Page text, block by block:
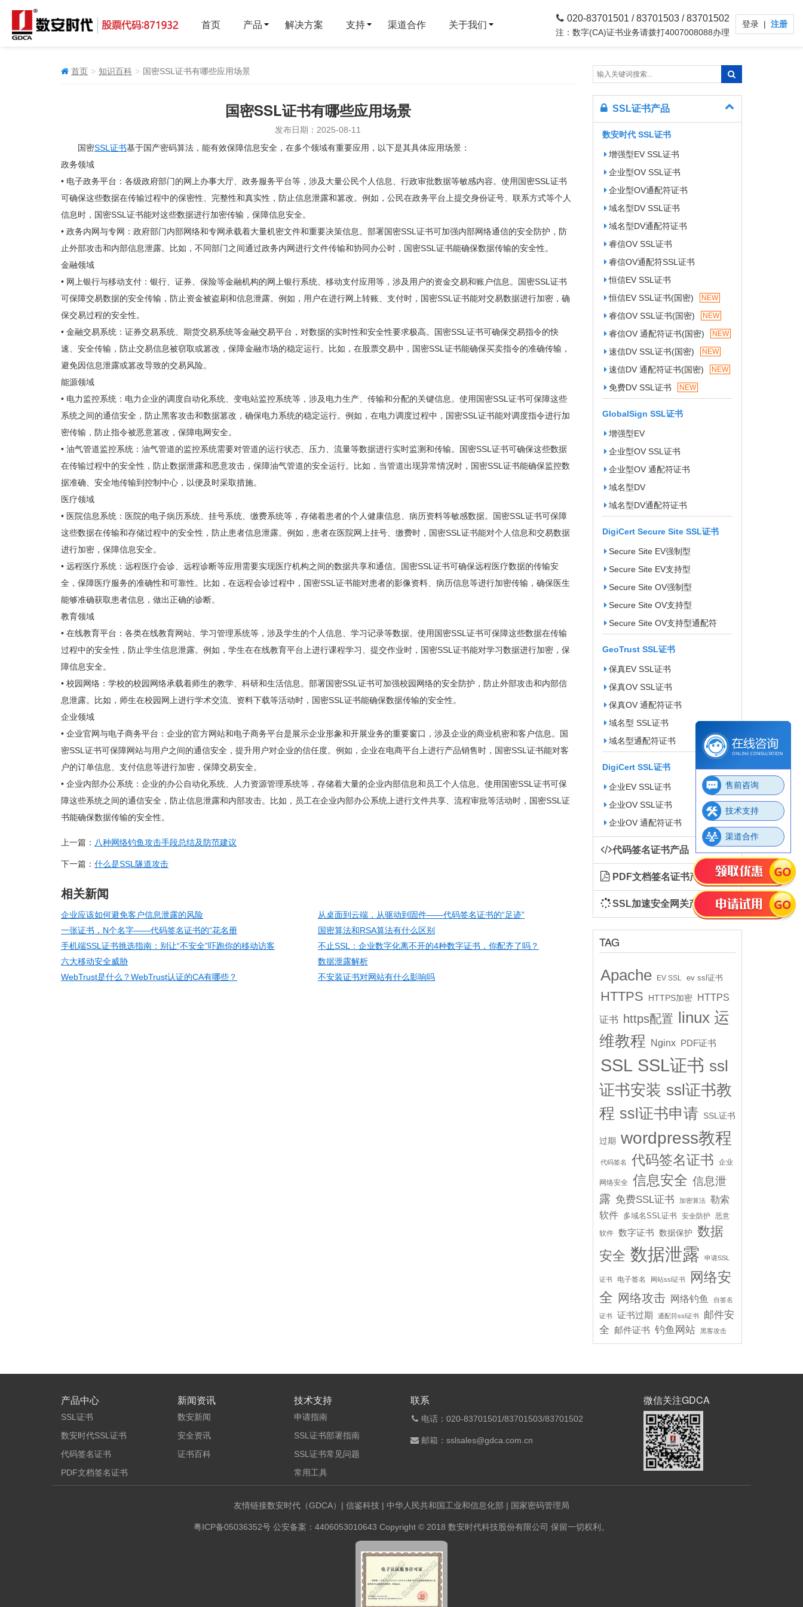
售前咨询
技术支持
渠道合作
首页 产品 解决方案 支持 渠道合作 关于我们
020-83701501 / 83701503 / 83701502
注：数字(CA)证书业务请拨打4007008088办理
登录 | 注册
首页 知识百科 国密SSL证书有哪些应用场景
国密SSL证书有哪些应用场景
发布日期：2025-08-11
国密SSL证书基于国产密码算法，能有效保障信息安全，在多个领域有重要应用，以下是其具体应用场景：
政务领域
• 电子政务平台：各级政府部门的网上办事大厅、政务服务平台等，涉及大量公民个人信息、行政审批数据等敏感内容。使用国密SSL证书
可确保这些数据在传输过程中的保密性、完整性和真实性，防止信息泄露和篡改。例如，公民在政务平台上提交身份证号、联系方式等个人
信息时，国密SSL证书能对这些数据进行加密传输，保障信息安全。
• 政务内网与专网：政府部门内部网络和专网承载着大量机密文件和重要决策信息。部署国密SSL证书可加强内部网络通信的安全防护，防
止外部攻击和内部信息泄露。比如，不同部门之间通过政务内网进行文件传输和协同办公时，国密SSL证书能确保数据传输的安全性。
金融领域
• 网上银行与移动支付：银行、证券、保险等金融机构的网上银行系统、移动支付应用等，涉及用户的资金交易和账户信息。国密SSL证书
可保障交易数据的安全传输，防止资金被盗刷和信息泄露。例如，用户在进行网上转账、支付时，国密SSL证书能对交易数据进行加密，确
保交易过程的安全性。
• 金融交易系统：证券交易系统、期货交易系统等金融交易平台，对数据的实时性和安全性要求极高。国密SSL证书可确保交易指令的快
速、安全传输，防止交易信息被窃取或篡改，保障金融市场的稳定运行。比如，在股票交易中，国密SSL证书能确保买卖指令的准确传输，
避免因信息泄露或篡改导致的交易风险。
能源领域
• 电力监控系统：电力企业的调度自动化系统、变电站监控系统等，涉及电力生产、传输和分配的关键信息。使用国密SSL证书可保障这些
系统之间的通信安全，防止黑客攻击和数据篡改，确保电力系统的稳定运行。例如，在电力调度过程中，国密SSL证书能对调度指令进行加
密传输，防止指令被恶意篡改，保障电网安全。
• 油气管道监控系统：油气管道的监控系统需要对管道的运行状态、压力、流量等数据进行实时监测和传输。国密SSL证书可确保这些数据
在传输过程中的安全性，防止数据泄露和恶意攻击，保障油气管道的安全运行。比如，当管道出现异常情况时，国密SSL证书能确保监控数
据准确、安全地传输到控制中心，以便及时采取措施。
医疗领域
• 医院信息系统：医院的电子病历系统、挂号系统、缴费系统等，存储着患者的个人健康信息、病历资料等敏感数据。国密SSL证书可保障
这些数据在传输和存储过程中的安全性，防止患者信息泄露。例如，患者在医院网上挂号、缴费时，国密SSL证书能对个人信息和交易数据
进行加密，保障信息安全。
• 远程医疗系统：远程医疗会诊、远程诊断等应用需要实现医疗机构之间的数据共享和通信。国密SSL证书可确保远程医疗数据的传输安
全，保障医疗服务的准确性和可靠性。比如，在远程会诊过程中，国密SSL证书能对患者的影像资料、病历信息等进行加密传输，确保医生
能够准确获取患者信息，做出正确的诊断。
教育领域
• 在线教育平台：各类在线教育网站、学习管理系统等，涉及学生的个人信息、学习记录等数据。使用国密SSL证书可保障这些数据在传输
过程中的安全性，防止学生信息泄露。例如，学生在在线教育平台上进行课程学习、提交作业时，国密SSL证书能对学习数据进行加密，保
障信息安全。
• 校园网络：学校的校园网络承载着师生的教学、科研和生活信息。部署国密SSL证书可加强校园网络的安全防护，防止外部攻击和内部信
息泄露。比如，师生在校园网上进行学术交流、资料下载等活动时，国密SSL证书能确保数据传输的安全性。
企业领域
• 企业官网与电子商务平台：企业的官方网站和电子商务平台是展示企业形象和开展业务的重要窗口，涉及企业的商业机密和客户信息。国
密SSL证书可保障网站与用户之间的通信安全，提升用户对企业的信任度。例如，企业在电商平台上进行产品销售时，国密SSL证书能对客
户的订单信息、支付信息等进行加密，保障交易安全。
• 企业内部办公系统：企业的办公自动化系统、人力资源管理系统等，存储着大量的企业内部信息和员工个人信息。使用国密SSL证书可保
障这些系统之间的通信安全，防止信息泄露和内部攻击。比如，员工在企业内部办公系统上进行文件共享、流程审批等活动时，国密SSL证
书能确保数据传输的安全性。
上一篇： 八种网络钓鱼攻击手段总结及防范建议
下一篇： 什么是SSL隧道攻击
相关新闻
企业应该如何避免客户信息泄露的风险
从桌面到云端，从驱动到固件——代码签名证书的“足迹”
一张证书，N个名字——代码签名证书的“花名册
国密算法和RSA算法有什么区别
手机端SSL证书挑选指南：别让“不安全”吓跑你的移动访客
不止SSL：企业数字化离不开的4种数字证书，你配齐了吗？
六大移动安全威胁
数据泄露解析
WebTrust是什么？WebTrust认证的CA有哪些？
不安装证书对网站有什么影响吗
SSL证书产品
数安时代 SSL证书
增强型EV SSL证书
企业型OV SSL证书
企业型OV通配符证书
域名型DV SSL证书
域名型DV通配符证书
睿信OV SSL证书
睿信OV通配符SSL证书
恒信EV SSL证书
恒信EV SSL证书(国密)
NEW
睿信OV SSL证书(国密) NEW
睿信OV 通配符证书(国密) NEW
速信DV SSL证书(国密) NEW
速信DV 通配符证书(国密) NEW
免费DV SSL证书 NEW
GlobalSign SSL证书
增强型EV
企业型OV SSL证书
企业型OV 通配符证书
域名型DV
域名型DV通配符证书
DigiCert Secure Site SSL证书
Secure Site EV强制型
Secure Site EV支持型
Secure Site OV强制型
Secure Site OV支持型
Secure Site OV支持型通配符
GeoTrust SSL证书
保真EV SSL证书
保真OV SSL证书
保真OV 通配符证书
域名型 SSL证书
域名型通配符证书
DigiCert SSL证书
企业EV SSL证书
企业OV SSL证书
企业OV 通配符证书
代码签名证书产品
PDF文档签名证书产品
SSL加速安全网关产品
TAG
Apache EV SSL ev ssl证书
HTTPS HTTPS加密 HTTPS
证书 https配置 linux 运
维教程
Nginx PDF证书
SSL SSL证书 ssl
证书安装 ssl证书教
程 ssl证书申请 SSL证书
过期 wordpress教程
代码签名 代码签名证书 企业
网络安全 信息安全 信息泄
露 免费SSL证书 加密算法
勒索
软件
多域名SSL证书 安全防护 恶意
软件 数字证书 数据保护 数据
安全 数据泄露 申请SSL
证书 电子签名 网站ssl证书
网络安
全 网络攻击 网络钓鱼 自签名
证书 证书过期 通配符ssl证书
邮件安
全
邮件证书 钓鱼网站 黑客攻击
产品中心
SSL证书
数安时代SSL证书
代码签名证书
PDF文档签名证书
新闻资讯
数安新闻
安全资讯
证书百科
技术支持
申请指南
SSL证书部署指南
SSL证书常见问题
常用工具
联系
电话：020-83701501/83701503/83701502
邮箱：sslsales@gdca.com.cn
微信关注GDCA
友情链接数安时代（GDCA） | 信鉴科技 | 中华人民共和国工业和信息化部 | 国家密码管理局
粤ICP备05036352号 公安备案：4406053010643 Copyright © 2018 数安时代科技股份有限公司 保留一切权利。